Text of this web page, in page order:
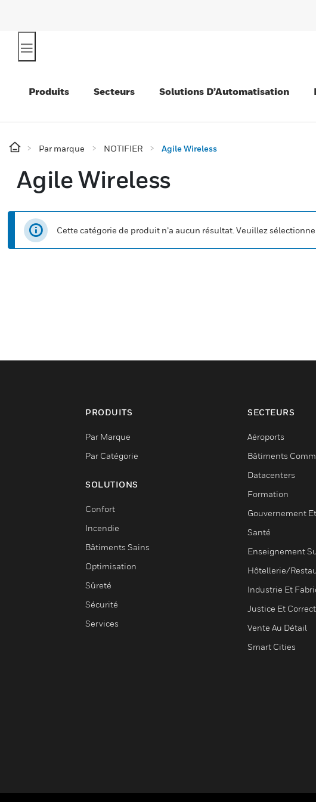
Produits Secteurs Solutions D’Automatisation
Par marque NOTIFIER Agile Wireless
Agile Wireless
Cette catégorie de produit n’a aucun résultat. Veuillez
PRODUITS
Par Marque
Par Catégorie
SOLUTIONS
Confort
Incendie
Bâtiments Sains
Optimisation
Sûreté
Sécurité
Services
SECTEURS
Aéroports
Bâtiments
Datacenters
Formation
Gouvernement
Santé
Enseignement
Hôtellerie/
Industrie Et
Justice Et
Vente Au Détail
Smart Cities